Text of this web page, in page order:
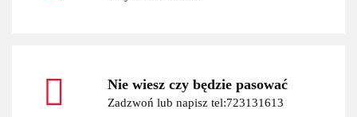
Nie wiesz czy będzie pasować
Zadzwoń lub napisz tel:723131613